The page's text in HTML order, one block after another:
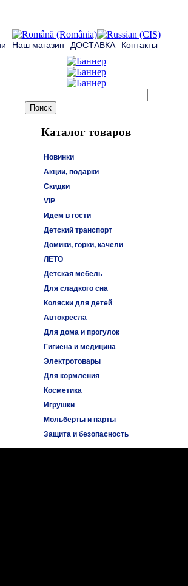
Наш магазин ДОСТАВКА Контакты
Каталог товаров
Новинки
Акции, подарки
Скидки
VIP
Идем в гости
Детский транспорт
Домики, горки, качели
ЛЕТО
Детская мебель
Для сладкого сна
Коляски для детей
Автокресла
Для дома и прогулок
Гигиена и медицина
Электротовары
Для кормления
Косметика
Игрушки
Мольберты и парты
Защита и безопасность